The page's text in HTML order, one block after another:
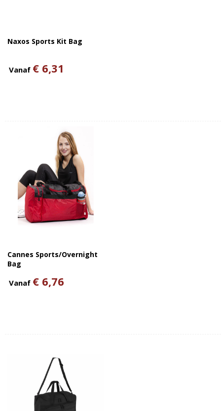
Naxos Sports Kit Bag
Vanaf € 6,31
Cannes Sports/Overnight
Bag
Vanaf € 6,76